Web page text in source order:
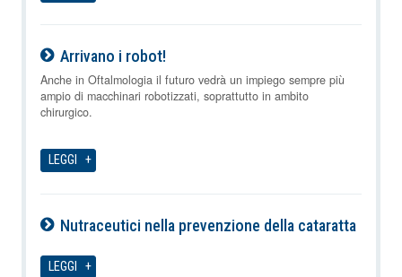
Arrivano i robot!
09-08-2026
Anche in Oftalmologia il futuro vedrà un impiego sempre più
ampio di macchinari robotizzati, soprattutto in ambito
chirurgico.
LEGGI
Nutraceutici nella prevenzione della cataratta
LEGGI